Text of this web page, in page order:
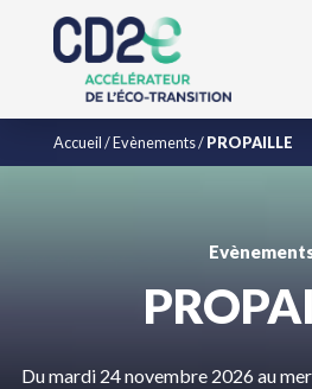
Accueil/Evènements/PROPAILLE
Du mardi 24 novembre 2026 au